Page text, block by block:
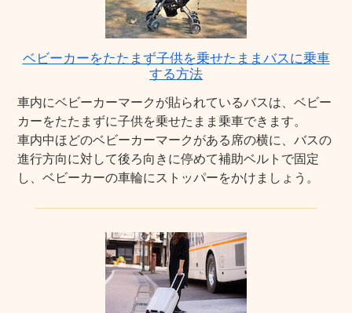
ベビーカーをたたまず子供を乗せたままバスに乗車
する方法
車内にベビーカーマークが貼られているバスは、ベビー
カーをたたまずに子供を乗せたまま乗車できます。
車内中ほどのベビーカーマークがある席の横に、バスの
進行方向に対して後ろ向きに停めて補助ベルトで固定
し、ベビーカーの車輪にストッパーをかけましょう。